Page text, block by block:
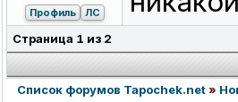
Профиль ЛС
Страница 1 из 2
Список форумов Tapochek.net»